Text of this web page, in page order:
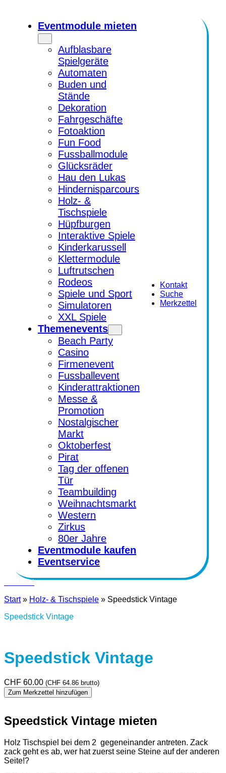
Eventmodule mieten
Aufblasbare
Spielgeräte
Automaten
Buden und
Stände
Dekoration
Fahrgeschäfte
Fotoaktion
Fun Food
Fussballmodule
Glücksräder
Hau den Lukas
Hindernisparcours
Holz- &
Tischspiele
Hüpfburgen
Interaktive Spiele
Kinderkarussell
Klettermodule
Luftrutschen
Rodeos
Spiele und Sport
Simulatoren
XXL Spiele
Themenevents
Beach Party
Casino
Firmenevent
Fussballevent
Kinderattraktionen
Messe &
Promotion
Nostalgischer
Markt
Oktoberfest
Pirat
Tag der offenen
Tür
Teambuilding
Weihnachtsmarkt
Western
Zirkus
80er Jahre
Eventmodule kaufen
Eventservice
Kontakt
Suche
Merkzettel
Kontakt
Start» Holz- & Tischspiele » Speedstick Vintage
Speedstick Vintage
Speedstick Vintage
CHF 60.00 (CHF 64.86 brutto)
Zum Merkzettel hinzufügen
Speedstick Vintage mieten
Holz Tischspiel bei dem 2 gegeneinander antreten. Zack
zack geht es ab, wer hat zuerst seine Steine auf der anderen
Seite!?